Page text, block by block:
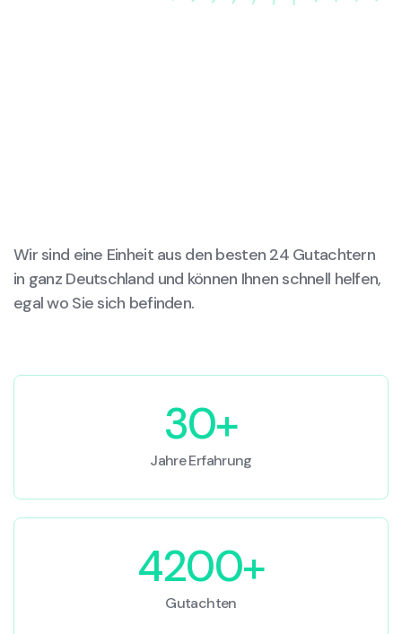
Wir sind eine Einheit aus den besten 24 Gutachtern
in ganz Deutschland und können Ihnen schnell helfen,
egal wo Sie sich befinden.
30+
Jahre Erfahrung
4200+
Gutachten